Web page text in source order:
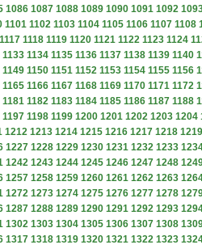
1086 1087 1088 1089 1090 1091 1092
1101 1102 1103 1104 1105 1106 1107 1108
1117 1118 1119 1120 1121 1122 1123 1124
1133 1134 1135 1136 1137 1138 1139 1140
1149 1150 1151 1152 1153 1154 1155 1156
1165 1166 1167 1168 1169 1170 1171 1172
1181 1182 1183 1184 1185 1186 1187 1188
1197 1198 1199 1200 1201 1202 1203 1204
1212 1213 1214 1215 1216 1217 1218 1219
1227 1228 1229 1230 1231 1232 1233
1242 1243 1244 1245 1246 1247 1248
1257 1258 1259 1260 1261 1262 1263
1272 1273 1274 1275 1276 1277 1278
1287 1288 1289 1290 1291 1292 1293
1302 1303 1304 1305 1306 1307 1308
1317 1318 1319 1320 1321 1322 1323